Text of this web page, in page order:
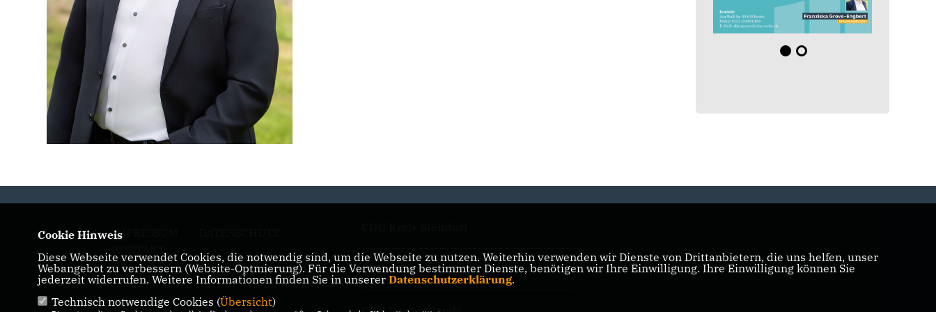
IMPRESSUM
KONTAKT
CDU NRW
Cookie Hinweis
Diese Webseite verwendet Cookies, die notwendig sind, um die Webseite zu nutzen. Weiterhin verwenden wir Dienste von Drittanbietern, die uns helfen, unser
Webangebot zu verbessern (Website-Optmierung). Für die Verwendung bestimmter Dienste, benötigen wir Ihre Einwilligung. Ihre Einwilligung können Sie
jederzeit widerrufen. Weitere Informationen finden Sie in unserer Datenschutzerklärung.
Technisch notwendige Cookies (Übersicht)